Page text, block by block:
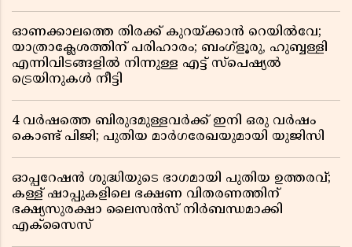
ഓണക്കാലത്തെ തിരക്ക് കുറയ്ക്കാൻ റെയിൽവേ;
യാത്രാക്ലേശത്തിന് പരിഹാരം; ബംഗ്ളൂരു, ഹുബ്ബള്ളി
എന്നിവിടങ്ങളിൽ നിന്നുള്ള എട്ട് സ്പെഷ്യൽ
ട്രെയിനുകൾ നീട്ടി
4 വർഷത്തെ ബിരുദമുള്ളവർക്ക് ഇനി ഒരു വർഷം
കൊണ്ട് പിജി; പുതിയ മാർഗരേഖയുമായി യുജിസി
ഓപ്പറേഷൻ ശുദ്ധിയുടെ ഭാഗമായി പുതിയ ഉത്തരവ്;
കള്ള് ഷാപ്പുകളിലെ ഭക്ഷണ വിതരണത്തിന്
ഭക്ഷ്യസുരക്ഷാ ലൈസൻസ് നിർബന്ധമാക്കി
എക്സൈസ്